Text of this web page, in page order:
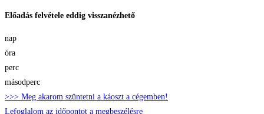
Skip
content
Előadás felvétele eddig visszanézhető
nap
óra
perc
másodperc
>>> Meg akarom szüntetni a káoszt a cégemben!
Lefoglalom az időpontot a megbeszélésre